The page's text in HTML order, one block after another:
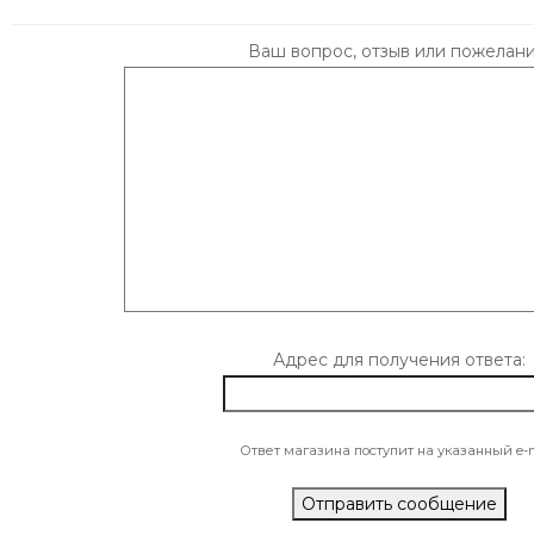
Ваш вопрос, отзыв или
Адрес для получения ответа:
Ответ магазина поступит на указанный e-